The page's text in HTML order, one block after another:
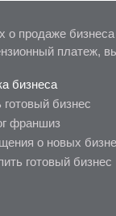
продаже
платеж,
бизнеса
готовый бизнес
франшиз
о новых
готовый бизнес